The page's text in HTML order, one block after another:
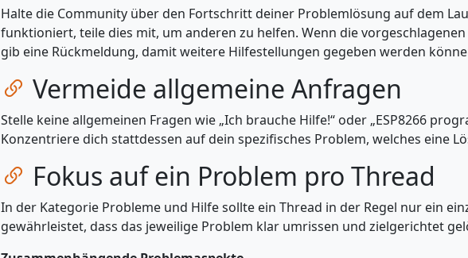
Halte die Community über den Fortschritt deiner Problemlösung auf dem
funktioniert, teile dies mit, um anderen zu helfen. Wenn die
gib eine Rückmeldung, damit weitere Hilfestellungen gegeben werden
Zum Kapitel springen
Vermeide allgemeine Anfragen
Stelle keine allgemeinen Fragen wie „Ich brauche Hilfe!“ oder „ESP8266
Konzentriere dich stattdessen auf dein spezifisches Problem, welches eine
Zum Kapitel springen
Fokus auf ein Problem pro Thread
In der Kategorie Probleme und Hilfe sollte ein Thread in der Regel nur ein
gewährleistet, dass das jeweilige Problem klar umrissen und zielgerichtet